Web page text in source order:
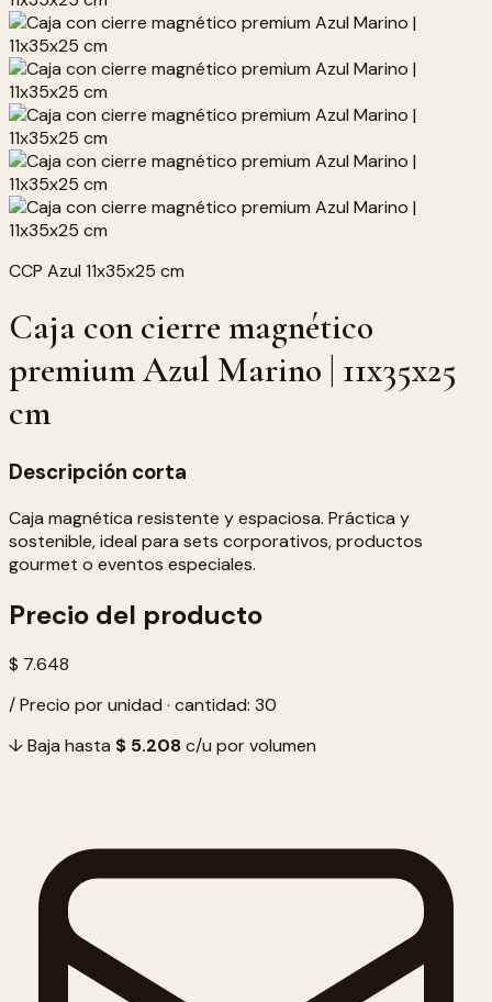
CCP Azul 11x35x25 cm
Caja con cierre magnético
premium Azul Marino | 11x35x25
cm
Descripción corta
Caja magnética resistente y espaciosa. Práctica y
sostenible, ideal para sets corporativos, productos
gourmet o eventos especiales.
Precio del producto
$ 7.648
/ Precio por unidad · cantidad: 30
↓ Baja hasta $ 5.208c/u por volumen